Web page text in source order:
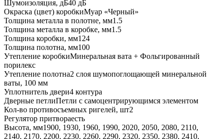
Шумоизоляция, дБ40 дБ
Окраска (цвет) коробкиМуар «Черный»
Толщина металла в полотне, мм1.5
Толщина металла в коробке, мм1.5
Толщина коробки, мм124
Толщина полотна, мм100
Утепление коробкиМинеральная вата + Фольгированный
порилекс
Утепление полотна2 слоя шумопоглощающей минеральной
ваты, 100 мм
Уплотнитель двери4 контура
Дверные петлиПетли с самоцентрирующимся элементом
Кол-во противосъемных ригелей, шт2
Регулятор притвораесть
Высота, мм1900, 1930, 1960, 1990, 2020, 2050, 2080, 2110,
2140, 2170, 2200, 2230, 2260, 2290, 2320, 2350, 2380, 2410,